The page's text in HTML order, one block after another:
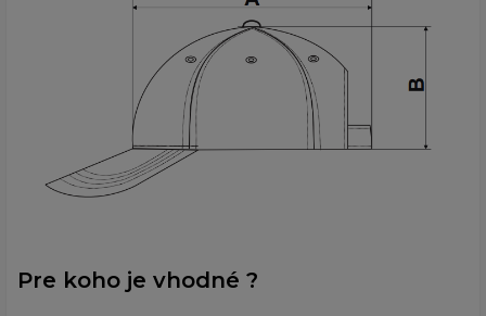
Pre koho je vhodné ?